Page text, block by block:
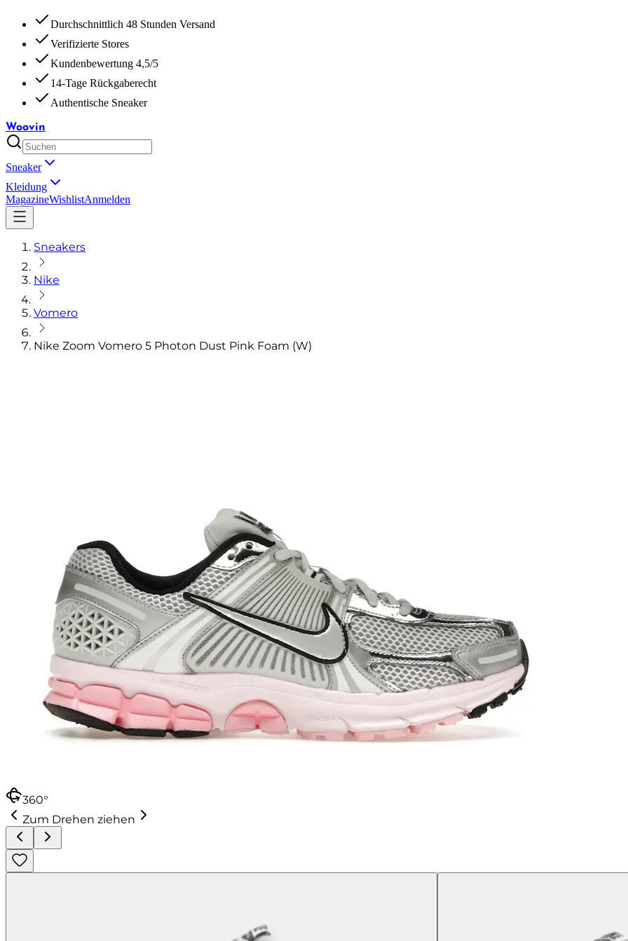
Durchschnittlich 48 Stunden Versand
Verifizierte Stores
Kundenbewertung 4,5/5
14-Tage Rückgaberecht
Authentische Sneaker
Woovin
Sneaker
Kleidung
MagazineWishlistAnmelden
Sneakers
Nike
Vomero
Nike Zoom Vomero 5 Photon Dust Pink Foam (W)
360°
Zum Drehen ziehen